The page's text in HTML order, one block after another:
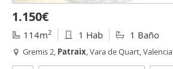
1.150€
114m2 1 Hab 1 Baño
Gremis 2, Patraix, Vara de Quart, Valencia